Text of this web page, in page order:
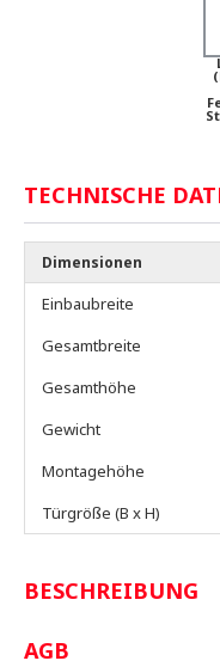
TECHNISCHE
Dimensionen
Einbaubreite
Gesamtbreite
Gesamthöhe
Gewicht
Montagehöhe
Türgröße (B x H)
BESCHREIBUNG
AGB